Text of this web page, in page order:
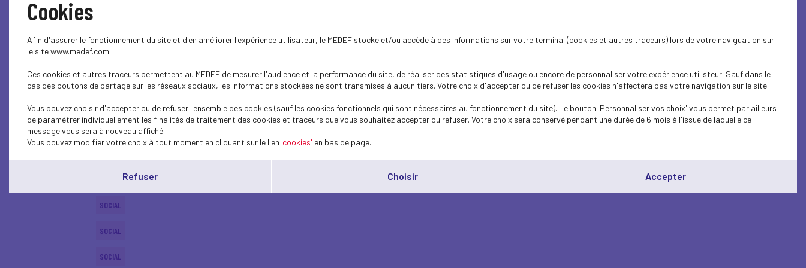
SOCIAL
PROFESSIONAL TRAINING
SOCIAL
SOCIAL
SOCIAL
SOCIAL
Cookies
Afin d'assurer le fonctionnement du site et d'en améliorer l'expérience utilisateur, le MEDEF stocke et/ou accède à des informations sur votre terminal (cookies et autres traceurs) lors de votre naviguation sur
le site www.medef.com.
Ces cookies et autres traceurs permettent au MEDEF de mesurer l'audience et la performance du site, de réaliser des statistiques d'usage ou encore de personnaliser votre expérience utilisteur. Sauf dans le
cas des boutons de partage sur les réseaux sociaux, les informations stockées ne sont transmises à aucun tiers. Votre choix d'accepter ou de refuser les cookies n'affectera pas votre navigation sur le site.
Vous pouvez choisir d'accepter ou de refuser l'ensemble des cookies (sauf les cookies fonctionnels qui sont nécessaires au fonctionnement du site). Le bouton 'Personnaliser vos choix' vous permet par ailleurs
de paramétrer individuellement les finalités de traitement des cookies et traceurs que vous souhaitez accepter ou refuser. Votre choix sera conservé pendant une durée de 6 mois à l'issue de laquelle ce
message vous sera à nouveau affiché..
Vous pouvez modifier votre choix à tout moment en cliquant sur le lien 'cookies' en bas de page.
Refuser Choisir Accepter